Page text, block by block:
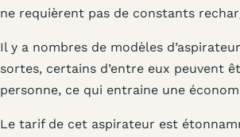
ne requièrent pas de constants
Il y a nombres de modèles
sortes, certains d’entre eux peuvent
personne, ce qui entraine une
Le tarif de cet aspirateur est